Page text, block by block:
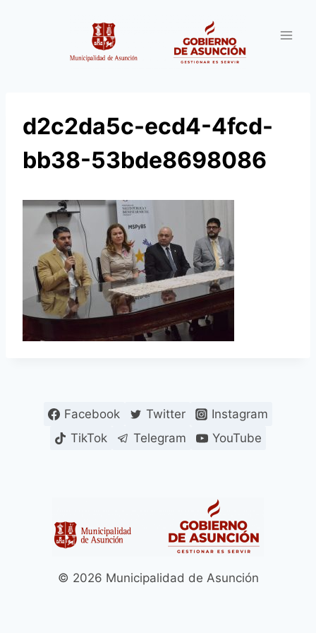
d2c2da5c-ecd4-4fcd-
bb38-53bde8698086
Facebook Twitter
Instagram
TikTok
Telegram YouTube
© 2026 Municipalidad de Asunción